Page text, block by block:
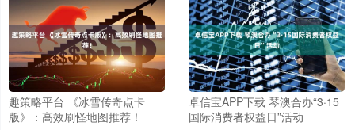
趣策略平台 《冰雪传奇点卡
版》：高效刷怪地图推荐！
卓信宝APP下载 琴澳合办“3·15
国际消费者权益日”活动